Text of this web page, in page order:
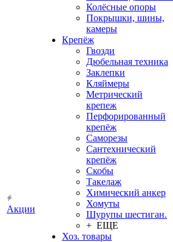
Акции
Колёсные опоры
Покрышки, шины,
камеры
Крепёж
Гвозди
Дюбельная техника
Заклепки
Кляймеры
Метрический
крепеж
Перфорированный
крепёж
Саморезы
Сантехнический
крепёж
Скобы
Такелаж
Химический анкер
Хомуты
Шурупы шестиган.
+ ЕЩЕ
Хоз. товары